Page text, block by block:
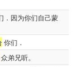
．因为你们自己蒙
你们．
众弟兄听。